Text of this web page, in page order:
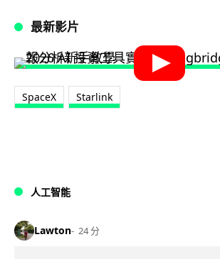
最新影片
SpaceX Starlink
人工智能
Lawton 24 分